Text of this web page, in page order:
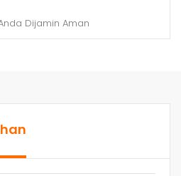
Dijamin Aman